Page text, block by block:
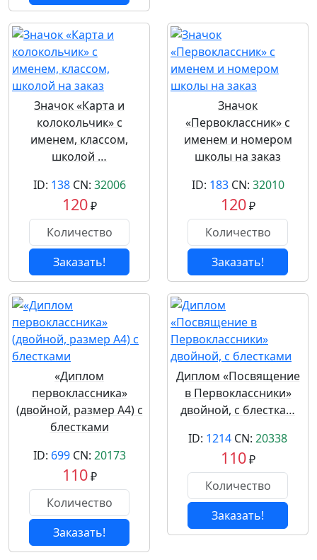
Значок «Карта и
колокольчик» с
именем, классом,
школой …
ID: 138CN: 32006
120₽
Заказать!
Значок
«Первоклассник» с
именем и номером
школы на заказ
ID: 183CN: 32010
120₽
Заказать!
«Диплом
первоклассника»
(двойной, размер А4) с
блестками
ID: 699CN: 20173
110₽
Заказать!
Диплом «Посвящение
в Первоклассники»
двойной, с блестка…
ID: 1214 CN: 20338
110₽
Заказать!